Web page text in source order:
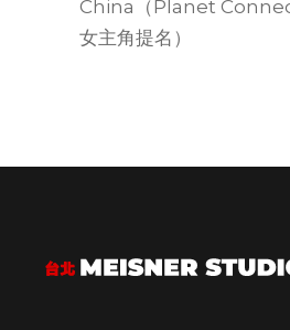
China（Planet
女主角提名）